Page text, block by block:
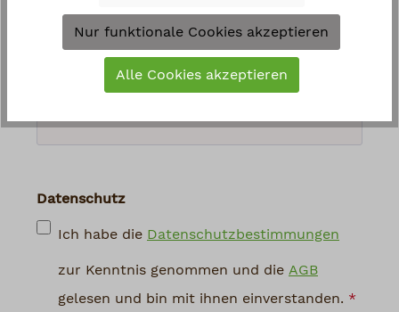
Loading...
Um weiterzugehen, geben Sie die oben
abgebildeten Zeichen ein*
Datenschutz
Ich habe die Datenschutzbestimmungen
zur Kenntnis genommen und die AGB
gelesen und bin mit ihnen einverstanden. *
Nur funktionale Cookies akzeptieren
Alle Cookies akzeptieren